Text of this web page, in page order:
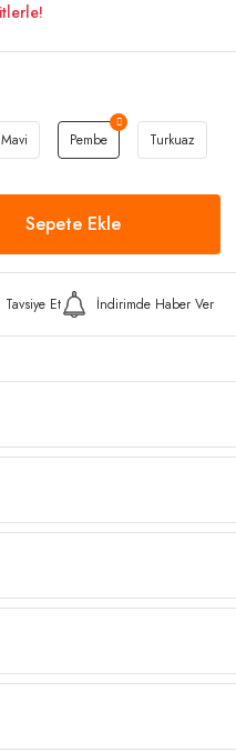
Mavi Pembe Turkuaz
Sepete Ekle
Tavsiye Et İndirimde Haber Ver